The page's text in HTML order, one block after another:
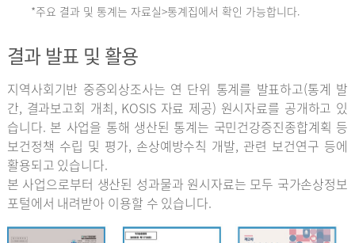
*주요 결과 및 통계는 자료실>통계집에서 확인 가능합니다.
결과 발표 및 활용
지역사회기반 중증외상조사는 연 단위 통계를 발표하고(통계 발
간, 결과보고회 개최, KOSIS 자료 제공) 원시자료를 공개하고 있
습니다. 본 사업을 통해 생산된 통계는 국민건강증진종합계획 등
보건정책 수립 및 평가, 손상예방수칙 개발, 관련 보건연구 등에
활용되고 있습니다.
본 사업으로부터 생산된 성과물과 원시자료는 모두 국가손상정보
포털에서 내려받아 이용할 수 있습니다.